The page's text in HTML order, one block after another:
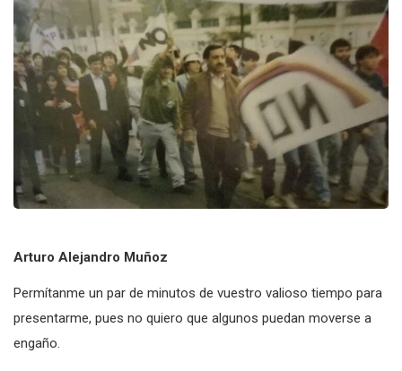
Arturo Alejandro Muñoz
Permítanme un par de minutos de vuestro valioso tiempo para
presentarme, pues no quiero que algunos puedan moverse a
engaño.